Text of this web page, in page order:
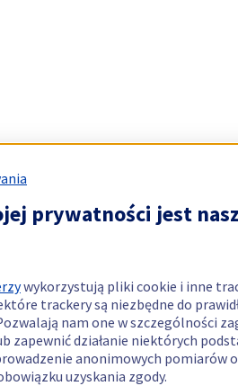
prywatności jest
wykorzystują pliki cookie i inne
trackery są niezbędne do
nam one w szczególności
zapewnić działanie niektórych
anonimowych pomiarów
uzyskania zgody.